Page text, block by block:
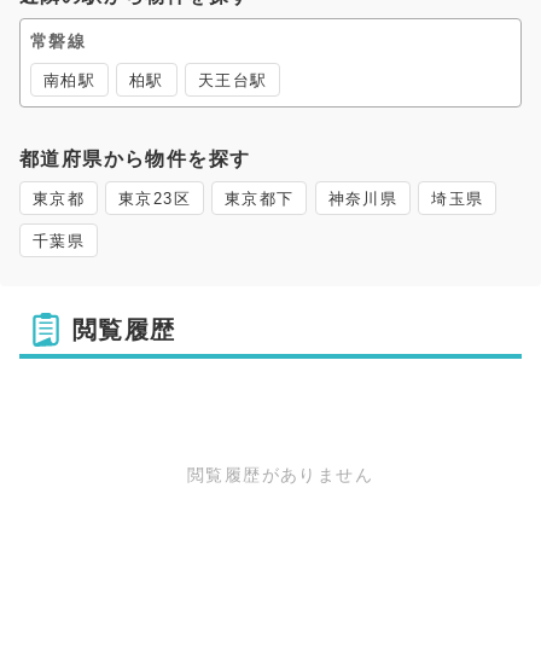
常磐線
南柏駅 柏駅 天王台駅
都道府県から物件を探す
東京都 東京23区 東京都下 神奈川県 埼玉県
千葉県
閲覧履歴
閲覧履歴がありません